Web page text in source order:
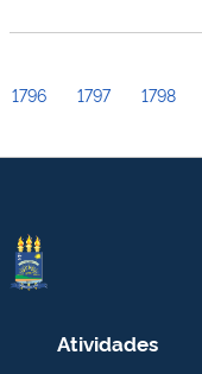
1796 1797 1798
Atividades